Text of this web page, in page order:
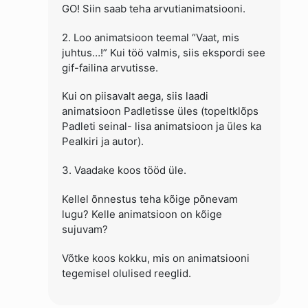
GO! Siin saab teha arvutianimatsiooni.
2. Loo animatsioon teemal “Vaat, mis
juhtus…!” Kui töö valmis, siis ekspordi see
gif-failina arvutisse.
Kui on piisavalt aega, siis laadi
animatsioon Padletisse üles (topeltklõps
Padleti seinal- lisa animatsioon ja üles ka
Pealkiri ja autor).
3. Vaadake koos tööd üle.
Kellel õnnestus teha kõige põnevam
lugu? Kelle animatsioon on kõige
sujuvam?
Võtke koos kokku, mis on animatsiooni
tegemisel olulised reeglid.